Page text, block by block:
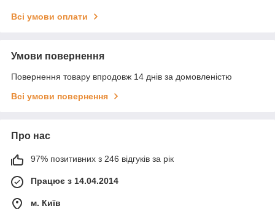
Всі умови оплати
Умови повернення
Повернення товару впродовж 14 днів за домовленістю
Всі умови повернення
Про нас
97% позитивних з 246 відгуків за рік
Працює з 14.04.2014
м. Київ